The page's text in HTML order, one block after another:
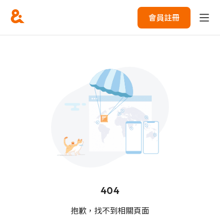
會員註冊
404
抱歉，找不到相關頁面